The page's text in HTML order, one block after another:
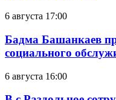
6 августа 17:00
Бадма Башанкаев
социального
6 августа 16:00